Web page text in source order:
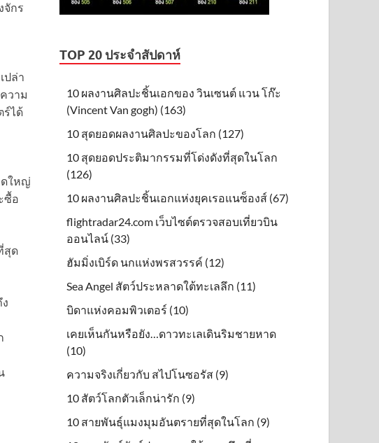
จักร
ปล่า
วาม
ร์ได้
ดใหญ่
ซื้อ
สุด
TOP 20 ประจำสัปดาห์
10 ผลงานศิลปะชิ้นเอกของ วินเซนต์ แวน โก๊ะ
(Vincent Van gogh) (163)
10 สุดยอดผลงานศิลปะของโลก (127)
10 สุดยอดประติมากรรมที่โด่งดังที่สุดในโลก
(126)
10 ผลงานศิลปะชิ้นเอกแห่งยุคเรอแนซ็องส์ (67)
flightradar24.com เว็บไซต์ตรวจสอบเที่ยวบิน
ออนไลน์ (33)
ฮัมมิ่งเบิร์ด นกแห่งพรสวรรค์ (12)
Sea Angel สัตว์ประหลาดใต้ทะเลลึก (11)
บิดาแห่งคอมพิวเตอร์ (10)
เคยเห็นกันหรือยัง…ดาวทะเลเดินริมชายหาด
(10)
ความจริงเกี่ยวกับ สไปโนซอรัส (9)
10 สัตว์โลกตัวเล็กน่ารัก (9)
10 สายพันธุ์แมงมุมอันตรายที่สุดในโลก (9)